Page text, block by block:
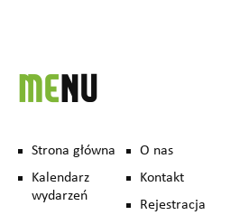
MENU
Strona główna
O nas
Kalendarz
wydarzeń
Kontakt
Rejestracja